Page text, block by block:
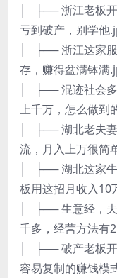
│ ├── 浙江老板
亏到破产，别学他
│ ├── 浙江这家
存，赚得盆满钵满
│ ├── 混迹社会
上千万，怎么做到
│ ├── 湖北老夫
流，月入上万很简
│ ├── 湖北这家
板用这招月收入10
│ ├── 生意经，
千多，经营方法有
│ ├── 破产老板
容易复制的赚钱模